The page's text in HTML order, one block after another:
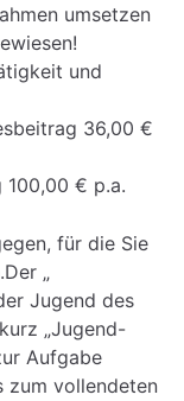
umsetzen
und
36,00 €
100,00 € p.a.
für die Sie
„
Jugend des
„Jugend-
Aufgabe
zum vollendeten